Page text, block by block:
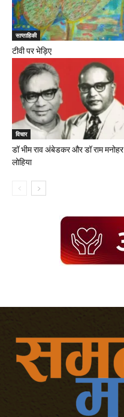
साप्ताहिकी
टीवी पर भेड़िए
विचार
डॉ भीम राव अंबेडकर और डॉ राम मनोहर
लोहिया